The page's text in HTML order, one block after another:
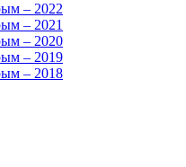
– 2022
– 2021
– 2020
– 2019
– 2018